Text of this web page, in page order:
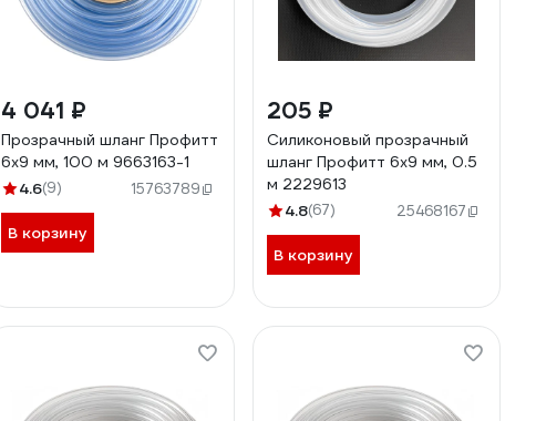
4 041 ₽
Прозрачный шланг Профитт
6х9 мм, 100 м 9663163-1
4.6(9) 15763789
В корзину
205 ₽
Силиконовый прозрачный
шланг Профитт 6x9 мм, 0.5
м 2229613
4.8(67) 25468167
В корзину